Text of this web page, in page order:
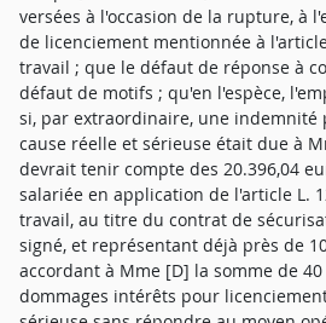
versées à l'occasion de la rupture, à
de licenciement mentionnée à
travail ; que le défaut de réponse à
défaut de motifs ; qu'en l'espèce,
si, par extraordinaire, une indemnité
cause réelle et sérieuse était due à
devrait tenir compte des 20.396,04
salariée en application de l'article L.
travail, au titre du contrat de
signé, et représentant déjà près de
accordant à Mme [D] la somme de
dommages intérêts pour